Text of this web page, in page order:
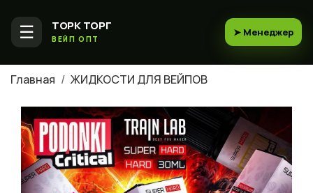
☰ ТОРК ТОРГ
ВЕЙП ОПТ
➤ Менеджер
Главная ЖИДКОСТИ ДЛЯ ВЕЙПОВ